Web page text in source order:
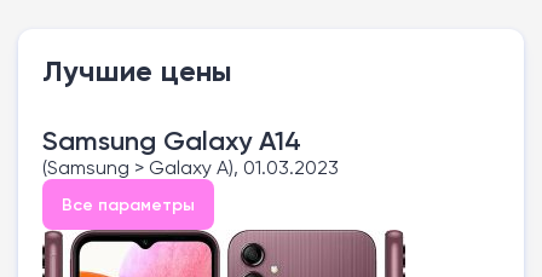
Лучшие цены
Samsung Galaxy A14
(Samsung > Galaxy A), 01.03.2023
Все параметры